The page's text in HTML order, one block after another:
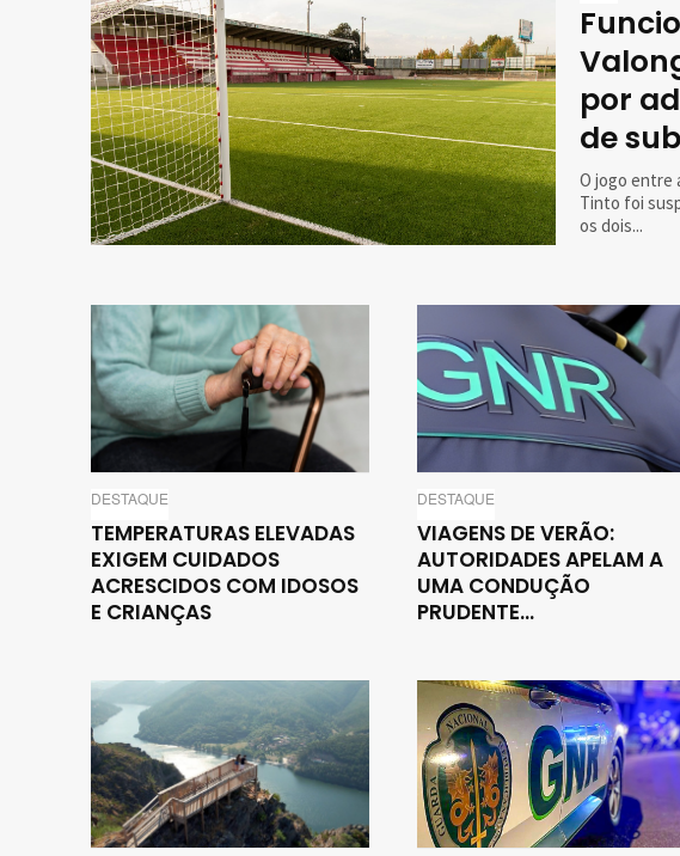
por
de
O jogo entre
Tinto foi
os dois...
DESTAQUE
TEMPERATURAS ELEVADAS
EXIGEM CUIDADOS
ACRESCIDOS COM IDOSOS
E CRIANÇAS
DESTAQUE
VIAGENS DE VERÃO:
AUTORIDADES APELAM A
UMA CONDUÇÃO
PRUDENTE...